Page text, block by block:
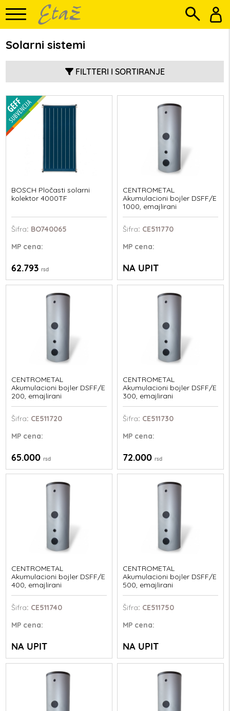
Solarni sistemi
FILTTERI I SORTIRANJE
BOSCH Pločasti solarni
kolektor 4000TF
Šifra: BO740065
MP cena:
62.793rsd
CENTROMETAL
Akumulacioni bojler DSFF/E
1000, emajlirani
Šifra: CE511770
MPcena:
NA UPIT
CENTROMETAL
Akumulacioni bojler DSFF/E
200, emajlirani
Šifra: CE511720
MP cena:
65.000rsd
CENTROMETAL
Akumulacioni bojler DSFF/E
300, emajlirani
Šifra: CE511730
MPcena:
72.000 rsd
CENTROMETAL
Akumulacioni bojler DSFF/E
400, emajlirani
Šifra: CE511740
MP cena:
NA UPIT
CENTROMETAL
Akumulacioni bojler DSFF/E
500, emajlirani
Šifra: CE511750
MPcena:
NA UPIT